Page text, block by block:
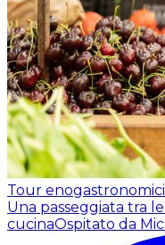
Tour enogastronomici
Una passeggiata tra
cucinaOspitato da